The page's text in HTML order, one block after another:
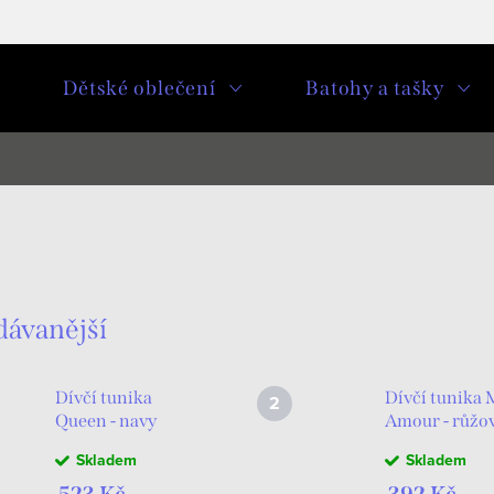
Dětské oblečení Batohy a tašky
Dívčí tunika
Queen - navy
Skladem
Dívčí tunika
Amour -
Skladem